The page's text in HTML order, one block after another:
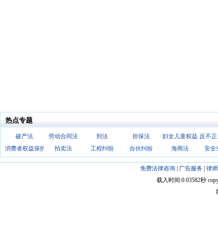
热点专题
破产法 劳动合同法 刑法 担保法 妇女儿童权益 反不
消费者权益保护法
拍卖法 工程纠纷 合伙纠纷 海商法 安全
免费法律咨询 广告服务| 律
载入时间:0.03582秒